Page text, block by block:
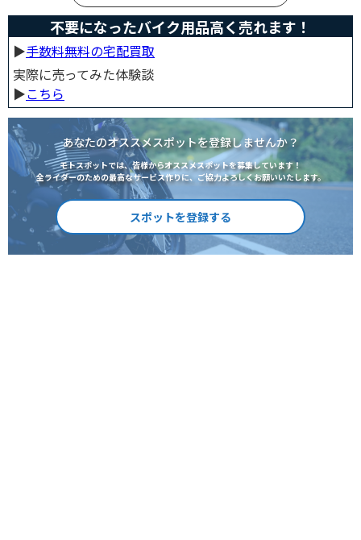
不要になったバイク用品高く売れます！
▶︎手数料無料の宅配買取
実際に売ってみた体験談
▶︎こちら
あなたのオススメスポットを登録しませんか？
モトスポットでは、皆様からオススメスポットを募集しています！
全ライダーのための最高なサービス作りに、ご協力よろしくお願いいたします。
スポットを登録する